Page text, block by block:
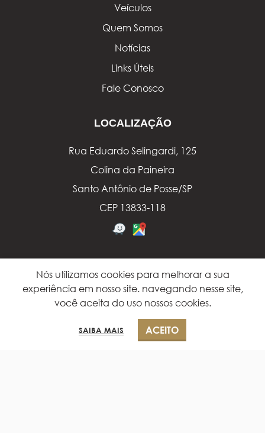
Veículos
Quem Somos
Notícias
Links Úteis
Fale Conosco
LOCALIZAÇÃO
Rua Eduardo Selingardi, 125
Colina da Paineira
Santo Antônio de Posse/SP
CEP 13833-118
(19) 99919-2010
(19) 3896-1400
(19) 3896-2046
Nós utilizamos cookies para melhorar a sua
experiência em nosso site. navegando nesse site,
você aceita do uso nossos cookies.
SAIBA MAIS ACEITO
Carrinho